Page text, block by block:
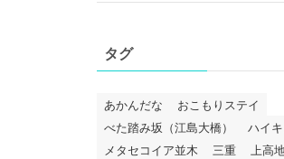
タグ
あかんだな
おこもりステイ
べた踏み坂（江島大橋）
ハイ
メタセコイア並木
三重 上高